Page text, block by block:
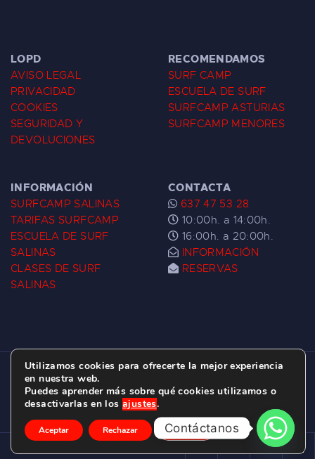
LOPD
AVISO LEGAL
PRIVACIDAD
COOKIES
SEGURIDAD Y
DEVOLUCIONES
RECOMENDAMOS
SURF CAMP
ESCUELA DE SURF
SURFCAMP ASTURIAS
SURFCAMP MENORES
INFORMACIÓN
SURFCAMP SALINAS
TARIFAS SURFCAMP
ESCUELA DE SURF
SALINAS
CLASES DE SURF
SALINAS
CONTACTA
637 47 53 28
10:00h. a 14:00h.
16:00h. a 20:00h.
INFORMACIÓN
RESERVAS
ESCUELA DE SURF LAS DUNAS ©
2026.
C/ BERNARDO ÁLVAREZ GALAN 1, SALINAS
(ASTURIAS)
Utilizamos cookies para ofrecerte la mejor experiencia
en nuestra web.
Puedes aprender más sobre qué cookies utilizamos o
desactivarlas en los ajustes.
Aceptar Rechazar Ajustes
Contáctanos